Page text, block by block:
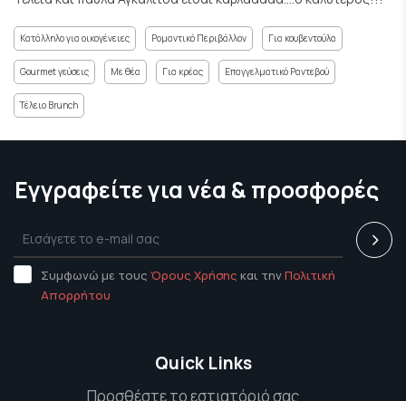
Κατάλληλο για οικογένειες Ρομαντικό Περιβάλλον Για κουβεντούλα
Gourmet γεύσεις Με θέα Για κρέας Επαγγελματικό Ραντεβού
Τέλειο Brunch
Εγγραφείτε για νέα & προσφορές
Συμφωνώ με τους Όρους Χρήσης και τηνΠολιτική
Απορρήτου
Quick Links
Προσθέστε το εστιατόριό σας